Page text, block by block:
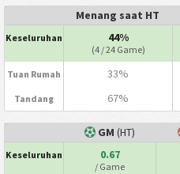
Menang saat HT
Keseluruhan 44%
(4 / 24 Game)
Tuan Rumah 33%
Tandang 67%
GM (HT)
Keseluruhan 0.67
/ Game